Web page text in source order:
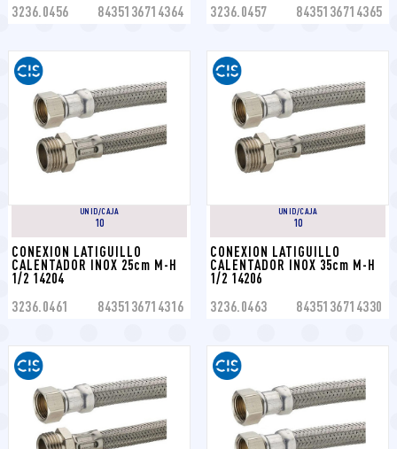
3236.0456 8435136714364 3236.0457 8435136714365
UNID/CAJA
10
CONEXION LATIGUILLO
CALENTADOR INOX 25cm M-H
1/2 14204
3236.0461 8435136714316
UNID/CAJA
10
CONEXION LATIGUILLO
CALENTADOR INOX 35cm M-H
1/2 14206
3236.0463 8435136714330